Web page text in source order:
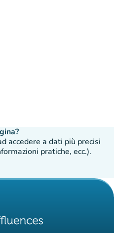
accedere a dati più precisi
pratiche, ecc.).